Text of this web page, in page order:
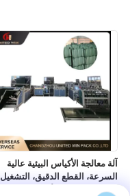
آلة معالجة الأكياس البيئية عالية
السرعة، القطع الدقيق، التشغيل
المستقر لتصنيع الأكياس البيئية